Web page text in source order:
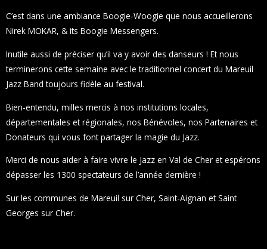
C’est dans une ambiance Boogie-Woogie que nous accueillerons
Nirek MOKAR, & its Boogie Messengers.
Inutile aussi de préciser qu’il va y avoir des danseurs ! Et nous
terminerons cette semaine avec le traditionnel concert du Mareuil
Jazz Band toujours fidèle au festival.
Bien-entendu, milles mercis à nos institutions locales,
départementales et régionales, nos Bénévoles, nos Partenaires et
Donateurs qui vous font partager la magie du Jazz.
Merci de nous aider à faire vivre le Jazz en Val de Cher et espérons
dépasser les 1300 spectateurs de l’année dernière !
Sur les communes de Mareuil sur Cher, Saint-Aignan et Saint
Georges sur Cher.